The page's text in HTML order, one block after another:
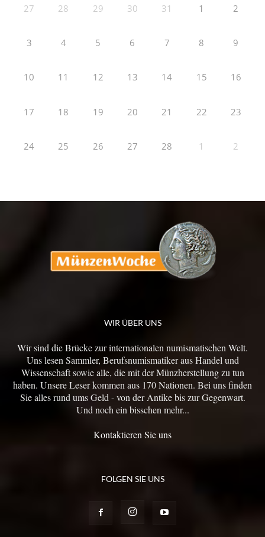
27 28 29 30 31 1 2
3 4 5 6 7 8 9
10 11 12 13 14 15 16
17 18 19 20 21 22 23
24 25 26 27 28 1 2
WIR ÜBER UNS
Wir sind die Brücke zur internationalen numismatischen Welt.
Uns lesen Sammler, Berufsnumismatiker aus Handel und
Wissenschaft sowie alle, die mit der Münzherstellung zu tun
haben. Unsere Leser kommen aus 170 Nationen. Bei uns finden
Sie alles rund ums Geld - von der Antike bis zur Gegenwart.
Und noch ein bisschen mehr...
Kontaktieren Sie uns
FOLGEN SIE UNS